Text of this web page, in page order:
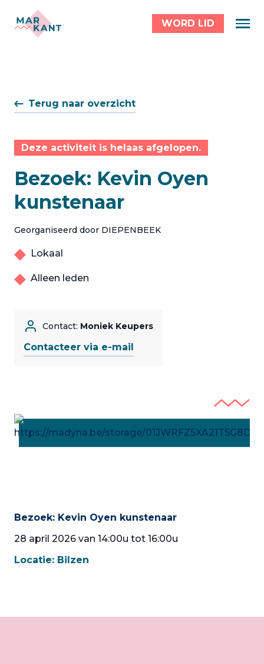
WORD LID
Terug naar overzicht
Deze activiteit is helaas afgelopen.
Bezoek: Kevin Oyen
kunstenaar
Georganiseerd door DIEPENBEEK
Lokaal
Alleen leden
Contact: Moniek Keupers
Contacteer via e-mail
Bezoek: Kevin Oyen kunstenaar
28 april 2026 van 14:00u tot 16:00u
Locatie: Bilzen